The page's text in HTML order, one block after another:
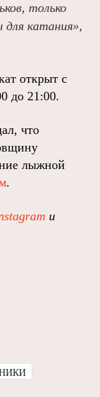
только
для катания»,
открыт с
до 21:00.
что
лыжной
.
и